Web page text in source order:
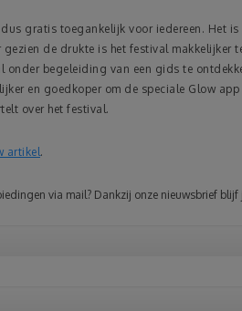
gratis toegankelijk voor iedereen. Het
de drukte is het festival makkelijker
onder begeleiding van een gids te
en goedkoper om de speciale Glow
over het festival.
artikel.
via mail? Dankzij onze nieuwsbrief